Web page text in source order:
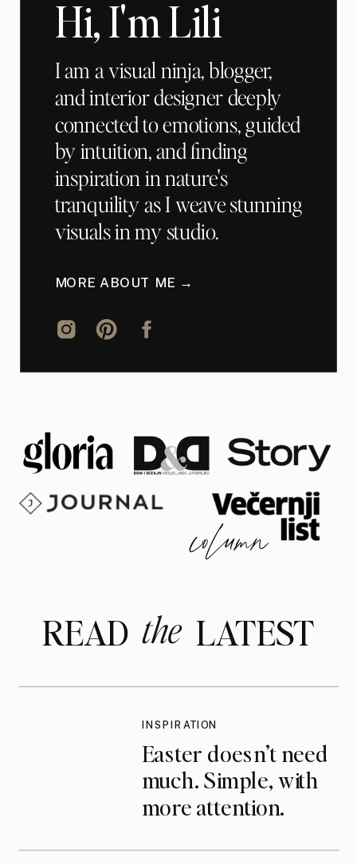
Hi, I'm Lili
I am a visual ninja, blogger,
and interior designer deeply
connected to emotions, guided
by intuition, and finding
inspiration in nature's
tranquility as I weave stunning
visuals in my studio.
MORE ABOUT ME →
column
READ LATEST
the
Easter doesn’t need
much. Simple, with
more attention.
INSPIRATION